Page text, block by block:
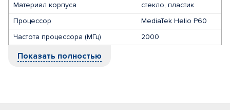
Материал корпуса
стекло, пластик
Процессор
MediaTek Helio P60
Частота процессора (МГц)
2000
Показать полностью